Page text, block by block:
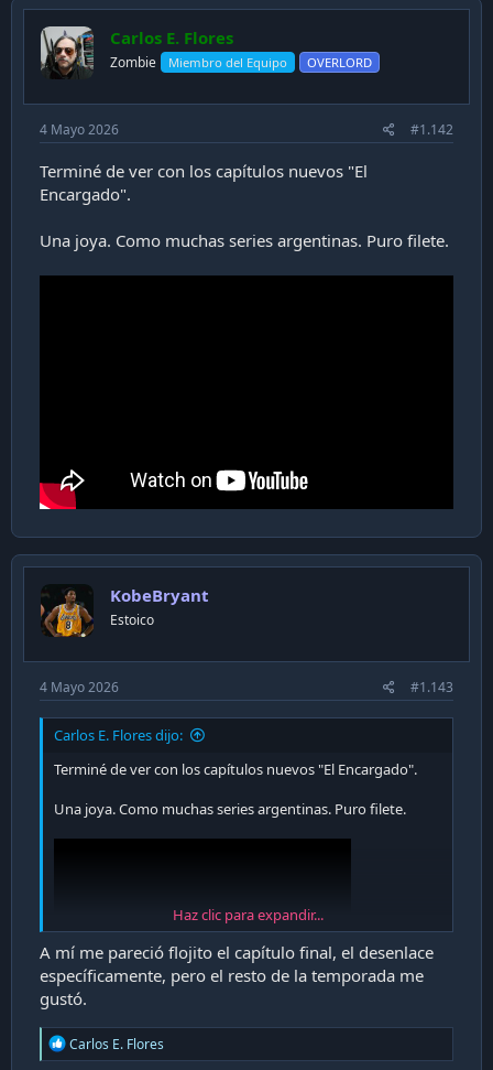
o
n
s
Carlos E. Flores
Zombie Miembro del Equipo OVERLORD
4 Mayo 2026 #1.142
Terminé de ver con los capítulos nuevos "El
Encargado".
Una joya. Como muchas series argentinas. Puro filete.
KobeBryant
Estoico
4 Mayo 2026 #1.143
Carlos E. Flores dijo:
Terminé de ver con los capítulos nuevos "El Encargado".
Una joya. Como muchas series argentinas. Puro filete.
Haz clic para expandir...
A mí me pareció flojito el capítulo final, el desenlace
específicamente, pero el resto de la temporada me
gustó.
R
e
Carlos E. Flores